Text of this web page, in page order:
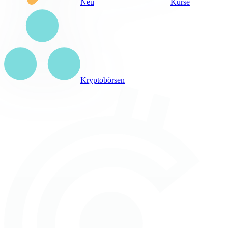
Neu Kurse
Kryptobörsen